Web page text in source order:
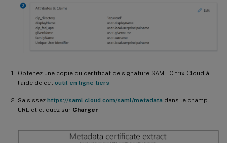
Obtenez une copie du certificat de signature SAML Citrix Cloud à
l’aide de cet outil en ligne tiers.
Saisissez https://saml.cloud.com/saml/metadata dans le champ
URL et cliquez sur Charger.